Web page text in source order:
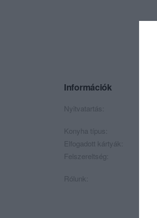
Információk
Nyitvatartás:
Konyha típus:
Elfogadott kártyák:
Felszereltség:
Rólunk: